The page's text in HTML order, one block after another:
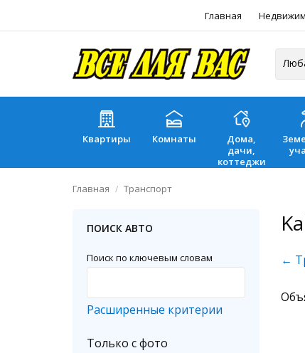
Главная
Квартиры Комнаты
Дома,
дачи,
коттеджи
Главная Транспорт
ПОИСК АВТО
Поиск по ключевым словам
Расширенные критерии
Только с фото
←